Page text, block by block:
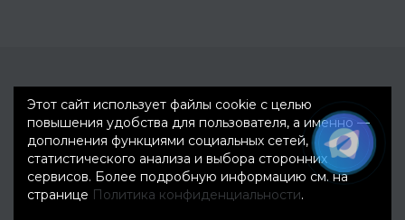
Этот сайт использует файлы cookie с целью
повышения удобства для пользователя, а именно —
дополнения функциями социальных сетей,
статистического анализа и выбора сторонних
сервисов. Более подробную информацию см. на
странице Политика конфиденциальности.